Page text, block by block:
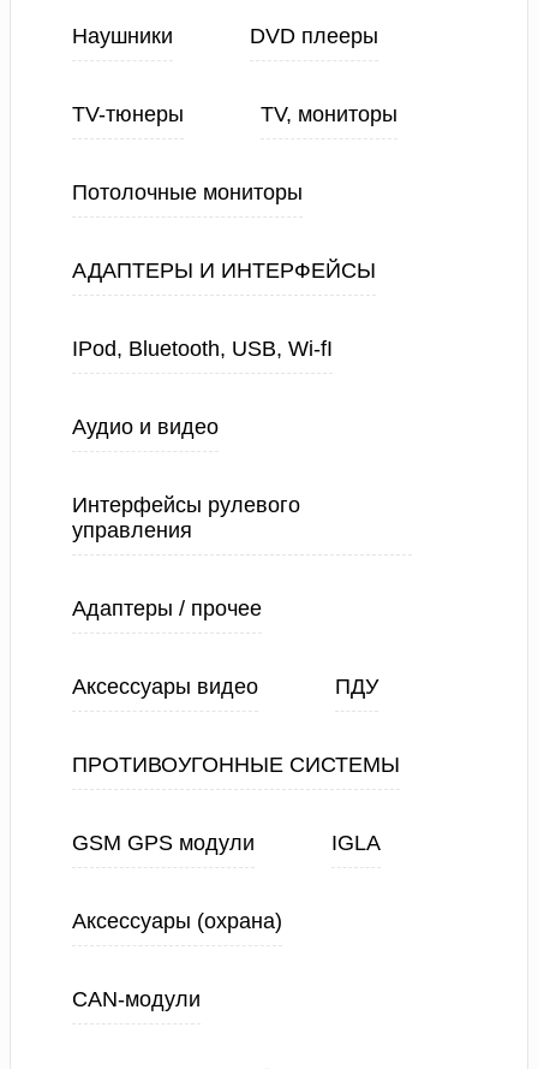
Наушники DVD плееры
TV-тюнеры TV, мониторы
Потолочные мониторы
АДАПТЕРЫ И ИНТЕРФЕЙСЫ
IPod, Bluetooth, USB, Wi-fI
Аудио и видео
Интерфейсы рулевого
управления
Адаптеры / прочее
Аксессуары видео ПДУ
ПРОТИВОУГОННЫЕ СИСТЕМЫ
GSM GPS модули IGLA
Аксессуары (охрана)
CAN-модули